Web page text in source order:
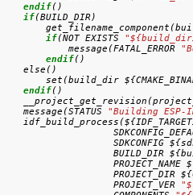
endif()
if(BUILD_DIR)
if(NOT EXISTS
            message(FATAL_ERROR
endif()
    else()
set(build_dir
endif()
    message(STATUS
"Building ESP-
SDKCONFIG
BUILD_DIR
PROJECT_NAME
PROJECT_DIR
                    PROJECT_VER